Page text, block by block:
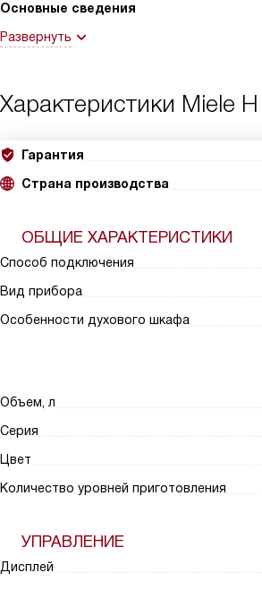
Основные сведения
Развернуть
Характеристики Miele
Гарантия
Страна производства
ОБЩИЕ ХАРАКТЕРИСТИКИ
Способ подключения
Вид прибора
Особенности духового шкафа
Объем, л
Серия
Цвет
Количество уровней приготовления
УПРАВЛЕНИЕ
Дисплей